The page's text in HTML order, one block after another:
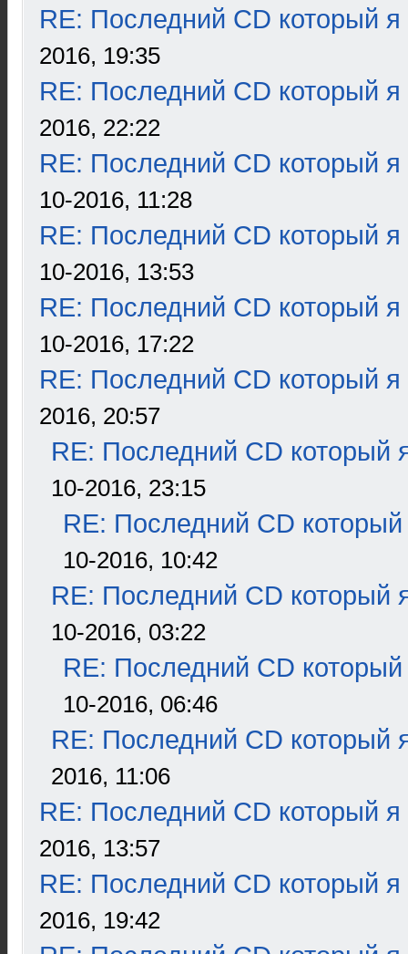
RE: Последний CD который я
2016, 19:35
RE: Последний CD который я
2016, 22:22
RE: Последний CD который я
10-2016, 11:28
RE: Последний CD который я
10-2016, 13:53
RE: Последний CD который я
10-2016, 17:22
RE: Последний CD который я
2016, 20:57
RE: Последний CD который
10-2016, 23:15
RE: Последний CD который
10-2016, 10:42
RE: Последний CD который
10-2016, 03:22
RE: Последний CD который
10-2016, 06:46
RE: Последний CD который
2016, 11:06
RE: Последний CD который я
2016, 13:57
RE: Последний CD который я
2016, 19:42